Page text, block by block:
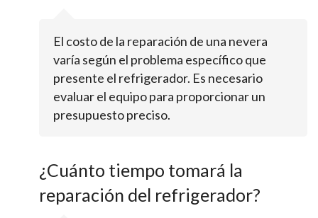
El costo de la reparación de una nevera
varía según el problema específico que
presente el refrigerador. Es necesario
evaluar el equipo para proporcionar un
presupuesto preciso.
¿Cuánto tiempo tomará la
reparación del refrigerador?